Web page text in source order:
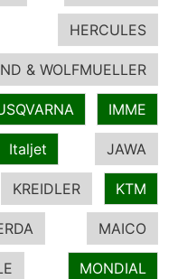
HERCULES
& WOLFMUELLER
IMME
Italjet JAWA
KREIDLER KTM
MAICO
MONDIAL